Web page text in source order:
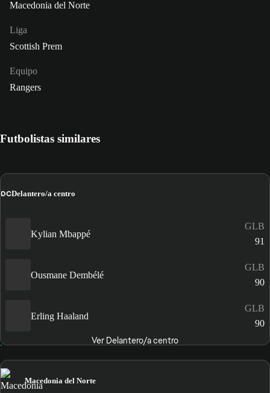
Macedonia del Norte
Liga
Scottish Prem
Equipo
Rangers
Futbolistas similares
DCDelantero/a centro
Kylian Mbappé
GLB
91
Ousmane Dembélé
GLB
90
Erling Haaland
GLB
90
Ver Delantero/a centro
Macedonia del Norte